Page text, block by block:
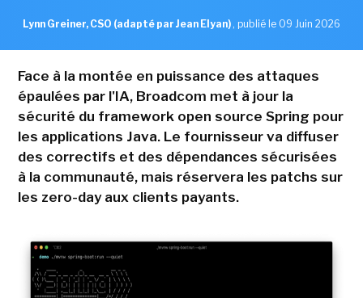
Lynn Greiner, CSO (adapté par Jean Elyan) , publié le 09 Juin 2026
Face à la montée en puissance des attaques
épaulées par l'IA, Broadcom met à jour la
sécurité du framework open source Spring pour
les applications Java. Le fournisseur va diffuser
des correctifs et des dépendances sécurisées
à la communauté, mais réservera les patchs sur
les zero-day aux clients payants.